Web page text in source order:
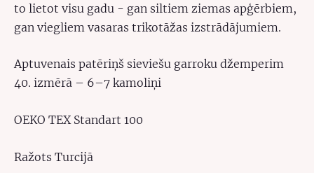
to lietot visu gadu - gan siltiem ziemas apģērbiem,
gan viegliem vasaras trikotāžas izstrādājumiem.
Aptuvenais patēriņš sieviešu garroku džemperim
40. izmērā – 6–7 kamoliņi
OEKO TEX Standart 100
Ražots Turcijā